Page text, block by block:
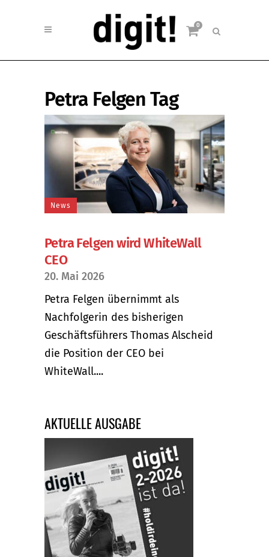
0
Petra Felgen Tag
News
Petra Felgen wird WhiteWall
CEO
20. Mai 2026
Petra Felgen übernimmt als
Nachfolgerin des bisherigen
Geschäftsführers Thomas Alscheid
die Position der CEO bei
WhiteWall....
AKTUELLE AUSGABE